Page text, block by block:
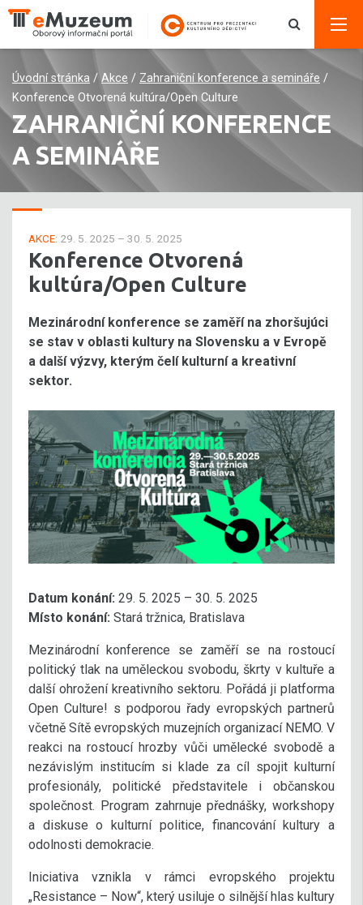
Úvodní stránka / Akce / Zahraniční konference a semináře /
Konference Otvorená kultúra/Open Culture
ZAHRANIČNÍ KONFERENCE
A SEMINÁŘE
AKCE: 29. 5. 2025 – 30. 5. 2025
Konference Otvorená
kultúra/Open Culture
Mezinárodní konference se zaměří na zhoršujúci
se stav v oblasti kultury na Slovensku a v Evropě
a další výzvy, kterým čelí kulturní a kreativní
sektor.
Datum konání: 29. 5. 2025 – 30. 5. 2025
Místo konání: Stará tržnica, Bratislava
Mezinárodní konference se zaměří se na rostoucí
politický tlak na uměleckou svobodu, škrty v kultuře a
další ohrožení kreativního sektoru. Pořádá ji platforma
Open Culture! s podporou řady evropských partnerů
včetně Sítě evropských muzejních organizací NEMO. V
reakci na rostoucí hrozby vůči umělecké svobodě a
nezávislým institucím si klade za cíl spojit kulturní
profesionály, politické představitele i občanskou
společnost. Program zahrnuje přednášky, workshopy
a diskuse o kulturní politice, financování kultury a
odolnosti demokracie.
Iniciativa vznikla v rámci evropského projektu
„Resistance – Now“, který usiluje o silnější hlas kultury